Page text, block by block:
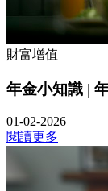
財富增值
年金小知識 |
01-02-2026
閱讀更多